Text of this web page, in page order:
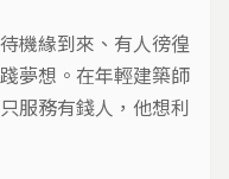
機緣到來、有人徬徨
夢想。在年輕建築師
服務有錢人，他想利
費蓋房子，用建築來
只是建築物，更在部